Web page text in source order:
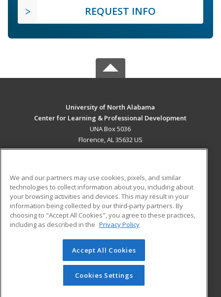
REQUEST INFO
University of North Alabama
Center for Learning & Professional Development
UNA Box 5036
Florence, AL 35632 US
ADDITIONAL RESOURCES
Military
Financial Assistance
Help
Student Blog
© 2026 ed2go, a division of Cengage Learning. All rights
reserved. The material on this site cannot be reproduced or
redistributed unless you have obtained prior written
permission from Cengage Learning.Privacy Policy
We and our partners may use cookies, pixels, and similar
technologies to collect information about you, including about
your browsing activities and devices. This may result in your
information being collected by our third-party partners. By
choosing to "Accept All Cookies", you agree to these practices,
including as described in the Privacy Policy
Accept All Cookies
Cookies Settings